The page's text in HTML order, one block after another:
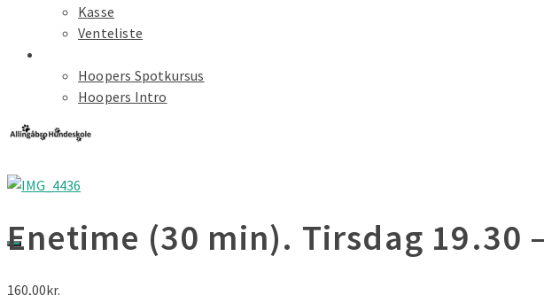
Kasse
Venteliste
Hoopers Spotkursus
Hoopers Intro
Enetime (30 min). Tirsdag 19.30
160,00kr.